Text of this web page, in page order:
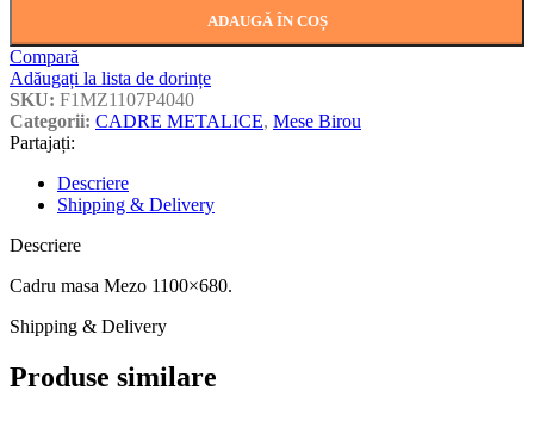
ADAUGĂ ÎN COȘ
Compară
Adăugați la lista de dorințe
SKU: F1MZ1107P4040
Categorii: CADRE METALICE, Mese Birou
Partajați:
Descriere
Shipping & Delivery
Descriere
Cadru masa Mezo 1100×680.
Shipping & Delivery
Produse similare